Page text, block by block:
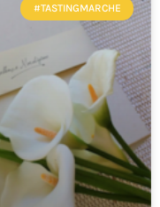
#TASTINGMARCHE